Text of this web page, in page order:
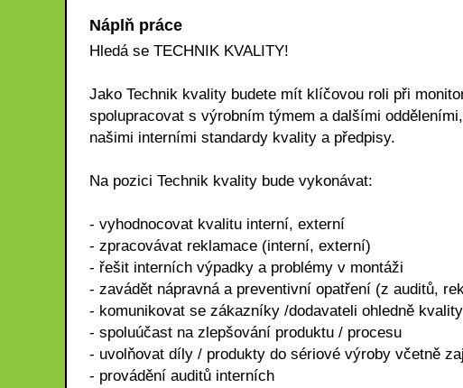
Náplň práce
Hledá se TECHNIK KVALITY!
Jako Technik kvality budete mít klíčovou roli při
spolupracovat s výrobním týmem a dalšími
našimi interními standardy kvality a předpisy.
Na pozici Technik kvality bude vykonávat:
- vyhodnocovat kvalitu interní, externí
- zpracovávat reklamace (interní, externí)
- řešit interních výpadky a problémy v montáži
- zavádět nápravná a preventivní opatření (z auditů,
- komunikovat se zákazníky /dodavateli ohledně kvality
- spoluúčast na zlepšování produktu / procesu
- uvolňovat díly / produkty do sériové výroby včetně
- provádění auditů interních